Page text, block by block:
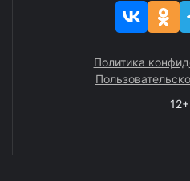
Политика
12+